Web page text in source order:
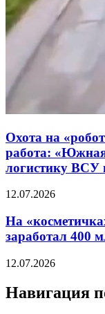
Охота на
работа:
логистику ВСУ
12.07.2026
На
заработал 400
12.07.2026
Навигация